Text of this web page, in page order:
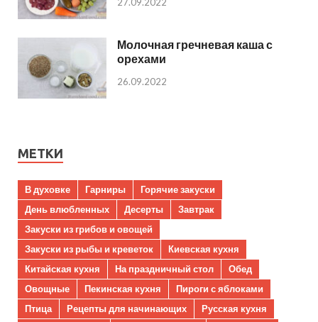
Молочная гречневая каша с
орехами
26.09.2022
МЕТКИ
В духовке Гарниры
Горячие закуски
День влюбленных
Десерты
Завтрак
Закуски из грибов и овощей
Закуски из рыбы и креветок
Киевская кухня
Китайская кухня
На праздничный стол
Обед
Овощные
Пекинская кухня
Пироги с яблоками
Птица
Рецепты для начинающих
Русская кухня